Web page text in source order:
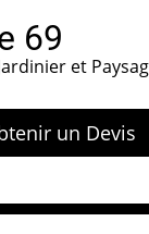
69
et
un Devis